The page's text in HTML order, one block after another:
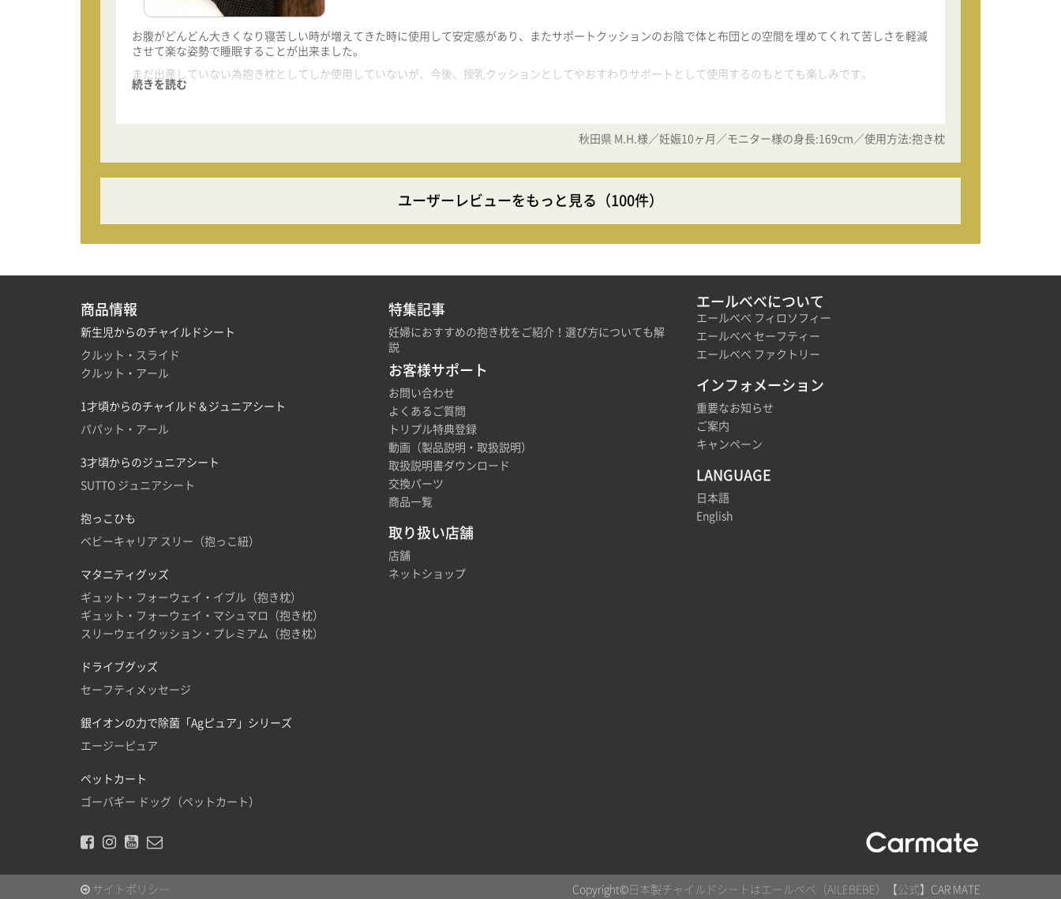
お腹がどんどん大きくなり寝苦しい時が増えてきた時に使用して安定感があり、またサポートクッションのお陰で体と布団との空間を埋めてくれて苦しさを軽減
させて楽な姿勢で睡眠することが出来ました。
まだ出産していない為抱き枕としてしか使用していないが、今後、授乳クッションとしてやおすわりサポートとして使用するのもとても楽しみです。
続きを読む
秋田県 M.H.様／妊娠10ヶ月／モニター様の身長:169cm／使用方法:抱き枕
ユーザーレビューをもっと見る（100件）
商品情報
新生児からのチャイルドシート
クルット・スライド
クルット・アール
1才頃からのチャイルド＆ジュニアシート
パパット・アール
3才頃からのジュニアシート
SUTTO ジュニアシート
抱っこひも
ベビーキャリア スリー（抱っこ紐）
マタニティグッズ
ギュット・フォーウェイ・イブル（抱き枕）
ギュット・フォーウェイ・マシュマロ（抱き枕）
スリーウェイクッション・プレミアム（抱き枕）
ドライブグッズ
セーフティメッセージ
銀イオンの力で除菌「Agピュア」シリーズ
エージーピュア
ペットカート
ゴーバギー ドッグ（ペットカート）
特集記事
妊婦におすすめの抱き枕をご紹介！選び方についても解
説
お客様サポート
お問い合わせ
よくあるご質問
トリプル特典登録
動画（製品説明・取扱説明）
取扱説明書ダウンロード
交換パーツ
商品一覧
取り扱い店舗
店舗
ネットショップ
エールべべについて
エールべべ フィロソフィー
エールべべ セーフティー
エールべべ ファクトリー
インフォメーション
重要なお知らせ
ご案内
キャンペーン
LANGUAGE
日本語
English
サイトポリシー Copyright© 日本製チャイルドシートはエールベベ（AILEBEBE）【公式】 CAR MATE